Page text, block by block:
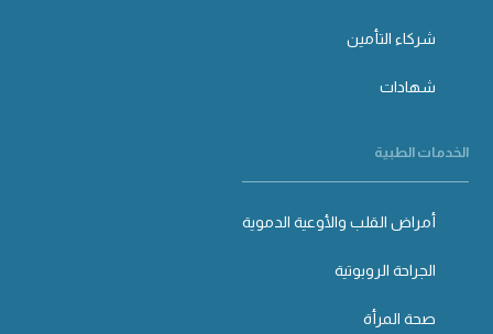
شركاء التأمين
شهادات
الخدمات الطبية
أمراض القلب والأوعية الدموية
الجراحة الروبوتية
صحة المرأة